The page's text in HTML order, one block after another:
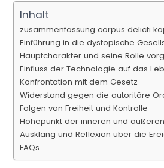
Inhalt
zusammenfassung corpus delicti
Einführung in die dystopische
Hauptcharakter und seine Rolle
Einfluss der Technologie auf das
Konfrontation mit dem Gesetz
Widerstand gegen die autoritäre
Folgen von Freiheit und Kontrolle
Höhepunkt der inneren und
Ausklang und Reflexion über die
FAQs